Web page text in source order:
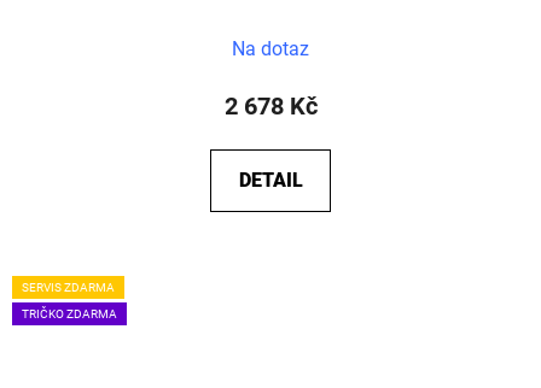
Na dotaz
2 678 Kč
DETAIL
SERVIS ZDARMA
TRIČKO ZDARMA